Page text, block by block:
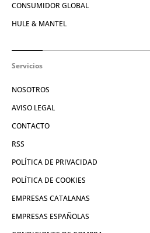
CONSUMIDOR GLOBAL
HULE & MANTEL
Servicios
NOSOTROS
AVISO LEGAL
CONTACTO
RSS
POLÍTICA DE PRIVACIDAD
POLÍTICA DE COOKIES
EMPRESAS CATALANAS
EMPRESAS ESPAÑOLAS